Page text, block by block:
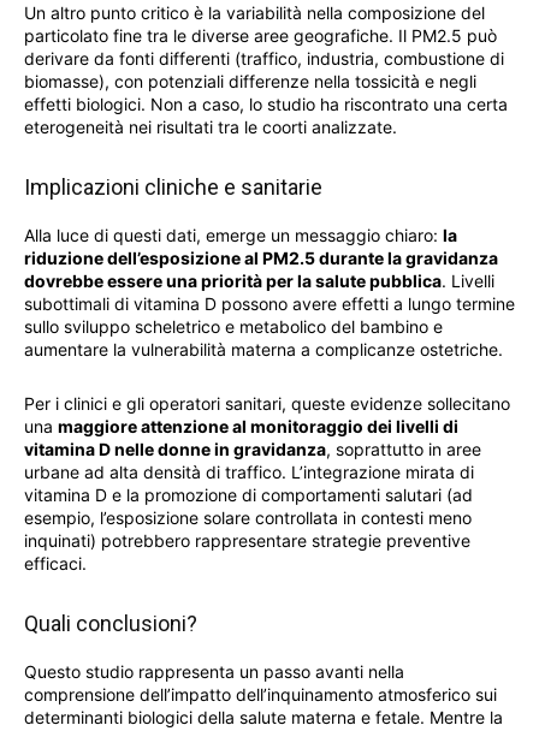
Un altro punto critico è la variabilità nella composizione del
particolato fine tra le diverse aree geografiche. Il PM2.5 può
derivare da fonti differenti (traffico, industria, combustione di
biomasse), con potenziali differenze nella tossicità e negli
effetti biologici. Non a caso, lo studio ha riscontrato una certa
eterogeneità nei risultati tra le coorti analizzate.
Implicazioni cliniche e sanitarie
Alla luce di questi dati, emerge un messaggio chiaro: la
riduzione dell’esposizione al PM2.5 durante la gravidanza
dovrebbe essere una priorità per la salute pubblica. Livelli
subottimali di vitamina D possono avere effetti a lungo termine
sullo sviluppo scheletrico e metabolico del bambino e
aumentare la vulnerabilità materna a complicanze ostetriche.
Per i clinici e gli operatori sanitari, queste evidenze sollecitano
una maggiore attenzione al monitoraggio dei livelli di
vitamina D nelle donne in gravidanza, soprattutto in aree
urbane ad alta densità di traffico. L’integrazione mirata di
vitamina D e la promozione di comportamenti salutari (ad
esempio, l’esposizione solare controllata in contesti meno
inquinati) potrebbero rappresentare strategie preventive
efficaci.
Quali conclusioni?
Questo studio rappresenta un passo avanti nella
comprensione dell’impatto dell’inquinamento atmosferico sui
determinanti biologici della salute materna e fetale. Mentre la